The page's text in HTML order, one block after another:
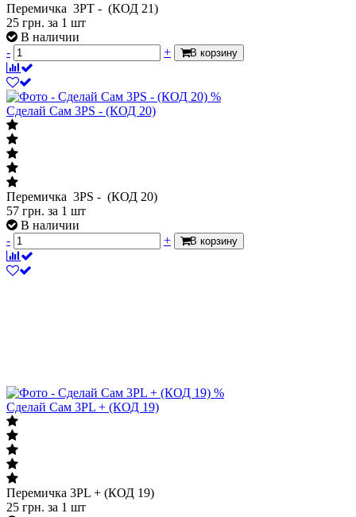
Перемичка 3PT - (КОД 21)
25 грн. за 1 шт
В наличии
-
+ В корзину
%
Сделай Сам 3PS - (КОД 20)
Перемичка 3PS - (КОД 20)
57 грн. за 1 шт
В наличии
-
+ В корзину
%
Сделай Сам 3PL + (КОД 19)
Перемичка 3PL + (КОД 19)
25 грн. за 1 шт